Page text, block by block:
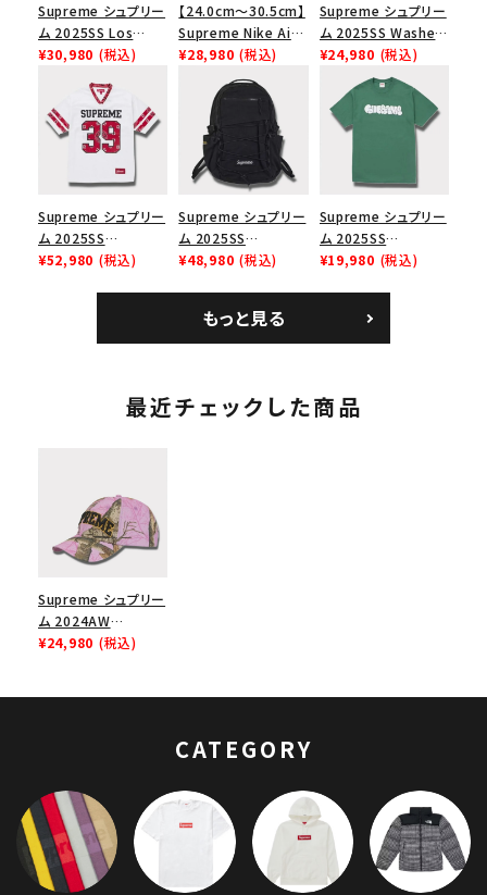
Supreme シュプリー
ム 2025SS Los
Angeles Fire Relief
イヤーリリーフボック
スロゴTシャツ ホワ
イト 白
¥30,980 (税込)
【24.0cm～30.5cm】
Supreme Nike Air
Force 1 Low シュプ
リーム ナイキエアフォ
ース１スニーカー シ
ューズ ホワイト
¥28,980 (税込)
Supreme シュプリー
ム 2025SS Washed
Chino Twill Camp
Cap ウォッシュチノツ
イルキャンプキャップ
ブラック 黒
¥24,980 (税込)
Supreme シュプリー
ム 2025SS
Bandana Football
¥52,980 (税込)
Supreme シュプリー
ム 2025SS
Backpack バックパッ
¥48,980 (税込)
Supreme シュプリー
ム 2025SS
Homerun Tee ホー
¥19,980 (税込)
もっと見る
最近チェックした商品
Supreme シュプリー
ム 2024AW
Difference 6Panel
¥24,980 (税込)
CATEGORY